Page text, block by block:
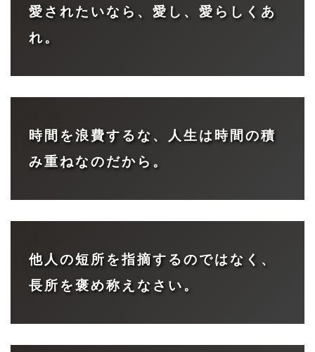
愛されたいなら、愛し、愛らしくあ
れ。
時間を浪費するな、人生は時間の積
み重ねなのだから。
他人の短所を指摘するのではなく、
長所を褒め称えなさい。